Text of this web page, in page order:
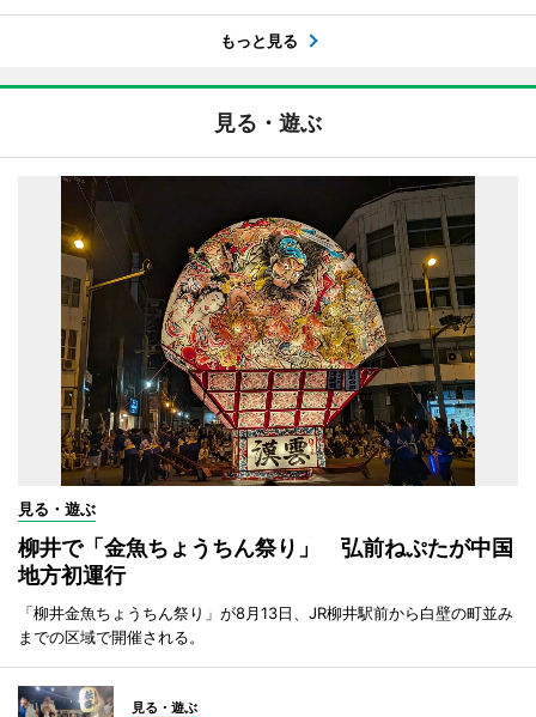
もっと見る
見る・遊ぶ
見る・遊ぶ
柳井で「金魚ちょうちん祭り」 弘前ねぷたが中国
地方初運行
「柳井金魚ちょうちん祭り」が8月13日、JR柳井駅前から白壁の町並み
までの区域で開催される。
見る・遊ぶ